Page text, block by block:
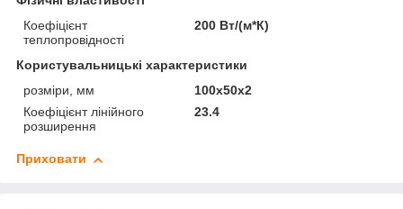
Коефіцієнт
теплопровідності
200 Вт/(м*К)
Користувальницькі характеристики
розміри, мм
100х50х2
Коефіцієнт лінійного
розширення
23.4
Приховати